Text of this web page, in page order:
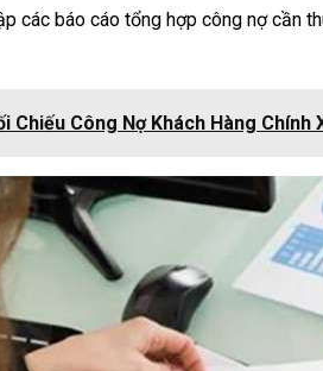
các báo cáo tổng hợp công nợ cần
Chiếu Công Nợ Khách Hàng Chính